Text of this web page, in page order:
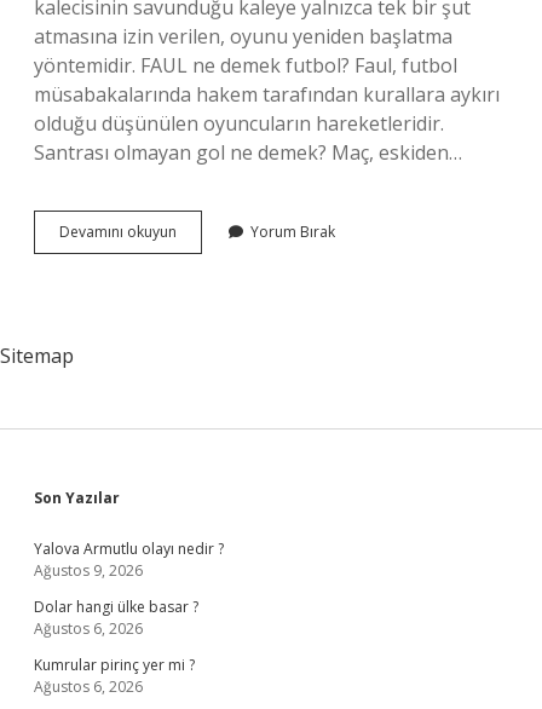
kalecisinin savunduğu kaleye yalnızca tek bir şut
atmasına izin verilen, oyunu yeniden başlatma
yöntemidir. FAUL ne demek futbol? Faul, futbol
müsabakalarında hakem tarafından kurallara aykırı
olduğu düşünülen oyuncuların hareketleridir.
Santrası olmayan gol ne demek? Maç, eskiden…
Devamını okuyun Santrası
Olmayan
Yorum Bırak
Sitemap
Sidebar
Son Yazılar
Yalova Armutlu olayı nedir ?
Ağustos 9, 2026
Dolar hangi ülke basar ?
Ağustos 6, 2026
Kumrular pirinç yer mi ?
Ağustos 6, 2026